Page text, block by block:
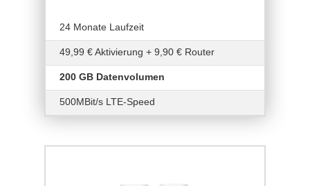
24 Monate Laufzeit
49,99 € Aktivierung + 9,90 € Router
200 GB Datenvolumen
500MBit/s LTE-Speed